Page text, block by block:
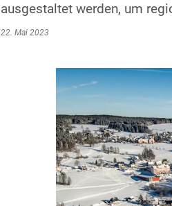
ausgestaltet werden, um
22. Mai 2023